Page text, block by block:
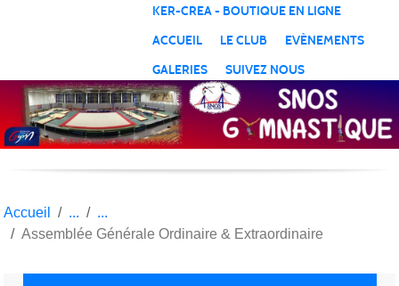
KER-CREA - BOUTIQUE EN LIGNE
ACCUEIL
LE CLUB
EVÈNEMENTS
GALERIES
SUIVEZ NOUS
Accueil
Assemblée Générale Ordinaire & Extraordinaire
Panneau de gestion des cookies